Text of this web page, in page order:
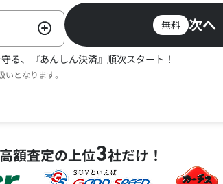
無料 次へ
る、『あんしん決済』順次スタート！
となります。
額査定の上位3社だけ！